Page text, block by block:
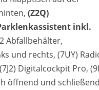
(Z2Q)
inkl.
Abfallbehälter,
und rechts, (7UY)
Digitalcockpit Pro,
öffnend und